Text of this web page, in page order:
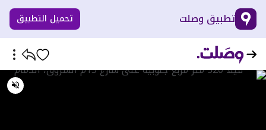
تطبيق وصلت تحميل التطبيق